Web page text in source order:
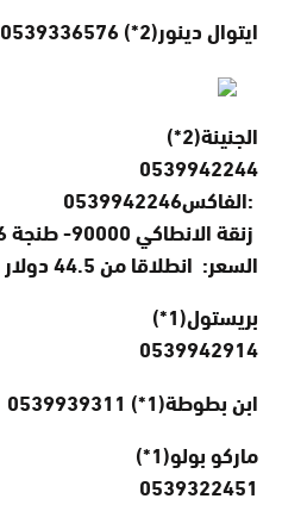
ايتوال دينور(2*)
0539336576
الجنينة(2*)
0539942244
0539942246 الفاكس:
السعر: انطلاقا من 44.5 دولار
بريستول(1*)
0539942914
ابن بطوطة(1*) 0539939311
ماركو بولو(1*)
0539322451